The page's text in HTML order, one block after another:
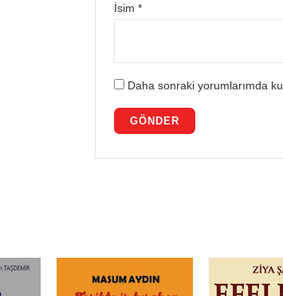
İsim*
Daha sonraki yorumlarımda